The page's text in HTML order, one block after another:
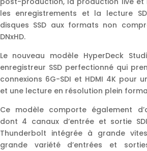
les enregistrements et la lecture
disques SSD aux formats non
DNxHD.
Le nouveau modèle HyperDeck
enregistreur SSD perfectionné qui
connexions 6G-SDI et HDMI 4K pour
et une lecture en résolution plein
Ce modèle comporte également
dont 4 canaux d’entrée et sortie
Thunderbolt intégrée à grande
grande variété d’entrées et